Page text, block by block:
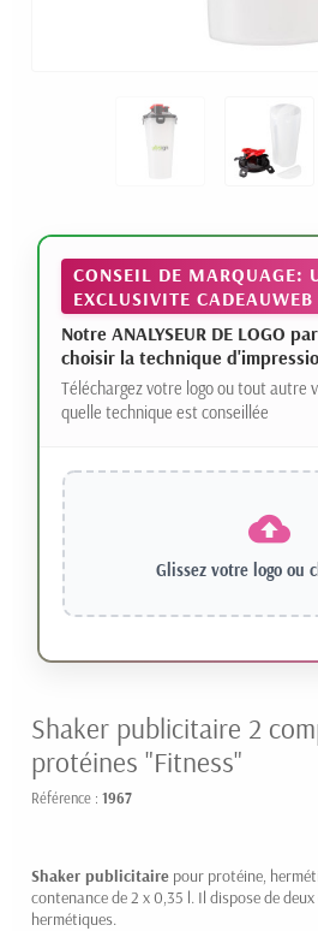
CONSEIL DE MARQUAGE:
EXCLUSIVITE CADEAUWEB
Notre ANALYSEUR DE LOGO
choisir la technique
Téléchargez votre logo ou tout autre
quelle technique est conseillée
Glissez votre logo ou
Shaker publicitaire 2
protéines "Fitness"
Référence : 1967
Shaker publicitaire pour protéine,
contenance de 2 x 0,35 l. Il dispose de
hermétiques.